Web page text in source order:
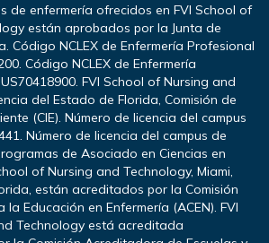
de enfermería ofrecidos en FVI School of
están aprobados por la Junta de
Código NCLEX de Enfermería Profesional
Código NCLEX de Enfermería
FVI School of Nursing and
del Estado de Florida, Comisión de
(CIE). Número de licencia del campus
Número de licencia del campus de
de Asociado en Ciencias en
of Nursing and Technology, Miami,
están acreditados por la Comisión
Educación en Enfermería (ACEN). FVI
Technology está acreditada